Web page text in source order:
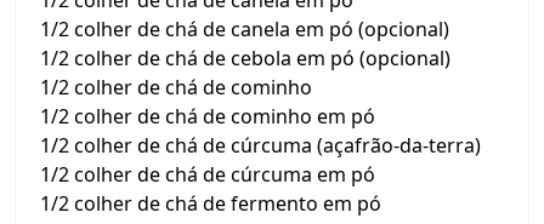
1/2 colher de chá de canela em pó (opcional)
1/2 colher de chá de cebola em pó (opcional)
1/2 colher de chá de cominho
1/2 colher de chá de cominho em pó
1/2 colher de chá de cúrcuma (açafrão-da-terra)
1/2 colher de chá de cúrcuma em pó
1/2 colher de chá de fermento em pó